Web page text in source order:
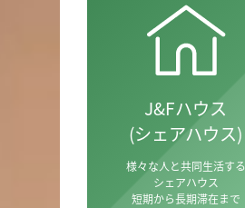
J&Fハウス
(シェアハウス)
様々な人と共同生活する
シェアハウス
短期から長期滞在まで